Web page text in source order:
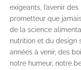
exigeants, l’avenir
prometteur que
de la science
nutrition et du design
années à venir, des
notre humeur, notre